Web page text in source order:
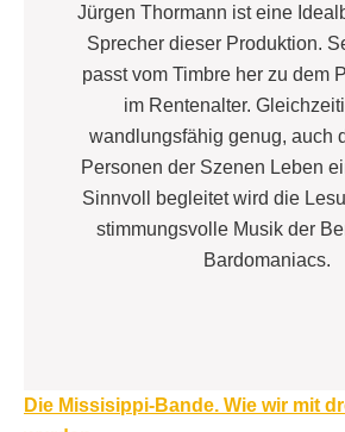
Jürgen Thormann ist eine
Sprecher dieser Produktion.
passt vom Timbre her zu dem
im Rentenalter.
wandlungsfähig genug, auch
Personen der Szenen Leben
Sinnvoll begleitet wird die
stimmungsvolle Musik der
Bardomaniacs.
Beitragsnavigation
Die Missisippi-Bande. Wie wir mit